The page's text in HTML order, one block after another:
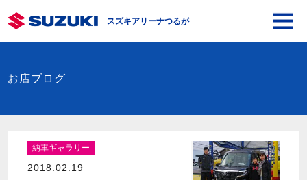
スズキアリーナつるが
お店ブログ
納車ギャラリー
2018.02.19